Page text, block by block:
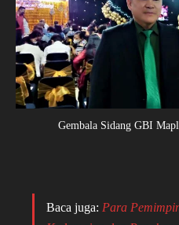
Gembala Sidang GBI
Baca juga: Para